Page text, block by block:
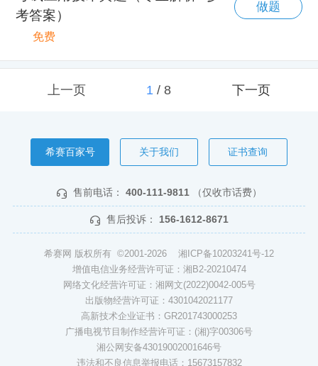
考答案）
免费
做题
上一页 1/ 8 下一页
希赛百家号 关于我们 证书查询
售前电话： 400-111-9811 （仅收市话费）
售后投诉： 156-1612-8671
希赛网 版权所有 ©2001-2026 湘ICP备10203241号-12
增值电信业务经营许可证：湘B2-20210474
网络文化经营许可证：湘网文(2022)0042-005号
出版物经营许可证：4301042021177
高新技术企业证书：GR201743000253
广播电视节目制作经营许可证：(湘)字00306号
湘公网安备43019002001646号
违法和不良信息举报电话：15673157832